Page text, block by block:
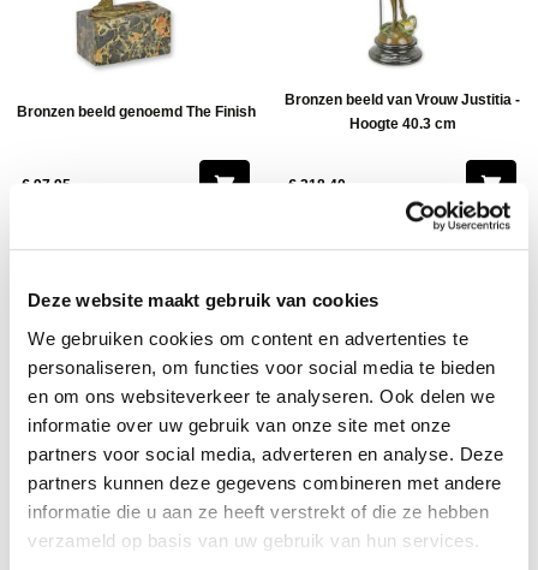
Deze website maakt gebruik van cookies
We gebruiken cookies om content en advertenties te
personaliseren, om functies voor social media te bieden
en om ons websiteverkeer te analyseren. Ook delen we
informatie over uw gebruik van onze site met onze
partners voor social media, adverteren en analyse. Deze
partners kunnen deze gegevens combineren met andere
informatie die u aan ze heeft verstrekt of die ze hebben
verzameld op basis van uw gebruik van hun services.
Bronzen beeld genoemd The Finish
€ 97,95
Bronzen beeld van Vrouw Justitia -
Hoogte 40.3 cm
€ 218,40
Bonzen beeld van een Man op een
Modernistisch bronzen beeld van